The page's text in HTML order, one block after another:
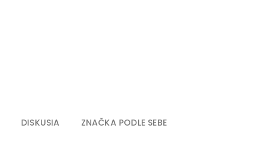
DISKUSIA ZNAČKA PODLE SEBE